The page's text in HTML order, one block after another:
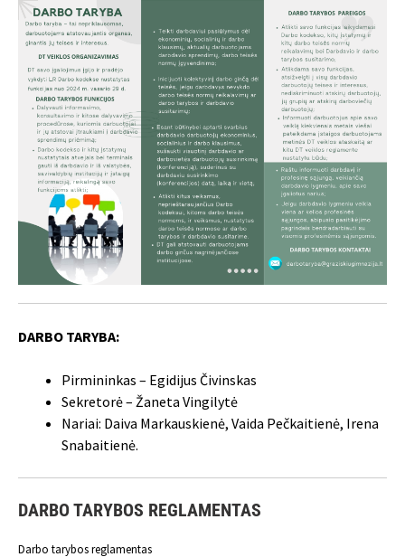
DARBO TARYBA:
Pirmininkas – Egidijus Čivinskas
Sekretorė – Žaneta Vingilytė
Nariai: Daiva Markauskienė, Vaida Pečkaitienė, Irena
Snabaitienė.
DARBO TARYBOS REGLAMENTAS
Darbo tarybos reglamentas